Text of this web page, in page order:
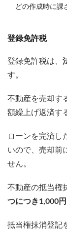
どの作成時に課
登録免許税
登録免許税は、
す。
不動産を売却す
額繰上げ返済す
ローンを完済し
いので、売却前
せん。
不動産の抵当権
つにつき1,000
抵当権抹消登記